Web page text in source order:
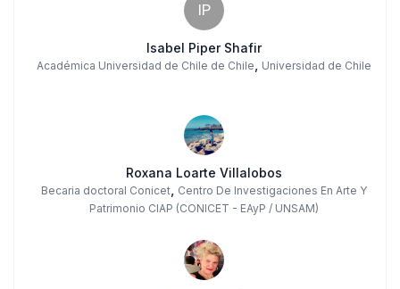
IP
Isabel Piper Shafir
Académica Universidad de Chile de Chile, Universidad de Chile
Roxana Loarte Villalobos
Becaria doctoral Conicet, Centro De Investigaciones En Arte Y
Patrimonio CIAP (CONICET - EAyP / UNSAM)